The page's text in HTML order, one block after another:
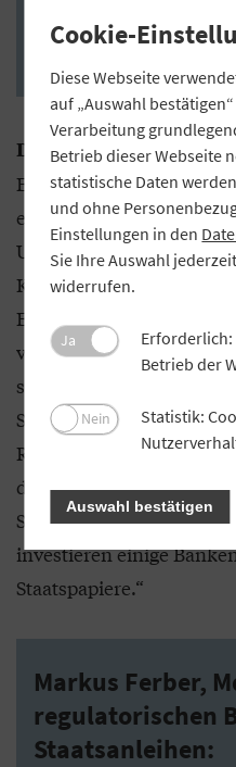
Staatsinsolvenz zwar
ist.“
Dazu meine ich:„Das
Eine wesentliche
europäischen
Unzulänglichkeiten in
Kredite an Euroländer
Eigenkapital hinterlegt
vermeintlich risikolose
spätestens seit der
Staatsschuldenkrise
Realität entspricht.
das trotz riesiger
Schulden nicht
investieren einige
Staatspapiere.“
Markus Ferber,
regulatorischen
Staatsanleihen:
Cookie-
Diese Webseite
auf „Auswahl
Verarbeitung
Betrieb dieser Webseite
statistische Daten
und ohne
Einstellungen in den
Sie Ihre Auswahl
widerrufen.
Ja
Erforderlich:
Betrieb der
Nein
Statistik:
Auswahl bestätigen